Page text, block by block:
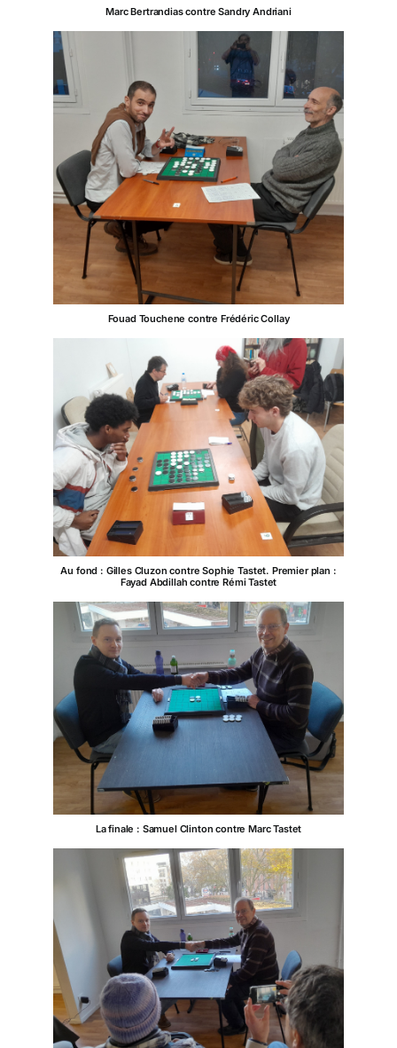
Marc Bertrandias contre Sandry Andriani
Fouad Touchene contre Frédéric Collay
Au fond : Gilles Cluzon contre Sophie Tastet. Premier plan :
Fayad Abdillah contre Rémi Tastet
La finale : Samuel Clinton contre Marc Tastet